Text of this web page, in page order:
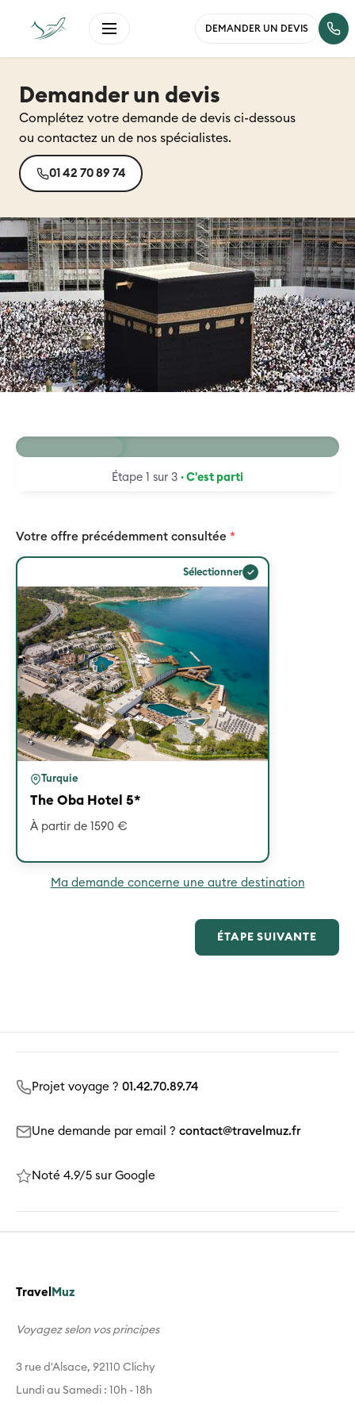
DEMANDER UN DEVIS
Demander un devis
Complétez votre demande de devis ci-dessous
ou contactez un de nos spécialistes.
01 42 70 89 74
Étape 1 sur 3 · C'est parti
Votre offre précédemment consultée *
Sélectionner ✓
Turquie
The Oba Hotel 5*
À partir de 1590 €
Ma demande concerne une autre destination
ÉTAPE SUIVANTE
Projet voyage ? 01.42.70.89.74
Une demande par email ? contact@travelmuz.fr
Noté 4.9/5 sur Google
Travel Muz
Voyagez selon vos principes
3 rue d'Alsace, 92110 Clichy
Lundi au Samedi : 10h - 18h